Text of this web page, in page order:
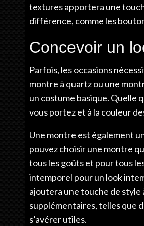
textures apportera une
différence, comme les
Concevoir un
Parfois, les occasions
montre à quartz ou une
un costume basique. Quelle
vous portez et à la couleur
Une montre est également
pouvez choisir une montre
tous les goûts et pour tous
intemporel pour un look
ajoutera une touche de
supplémentaires, telles que
s’avérer utiles.